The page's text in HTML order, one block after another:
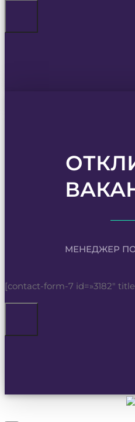
МЕНЕДЖЕР
[contact-form-7 id=»3182″